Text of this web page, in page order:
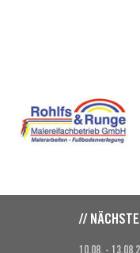
//
10.08. -